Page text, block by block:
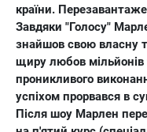
країни.
Завдяки "Голосу"
знайшов свою власну
щиру любов мільйонів
проникливого
успіхом прорвався в
Після шоу Марлен